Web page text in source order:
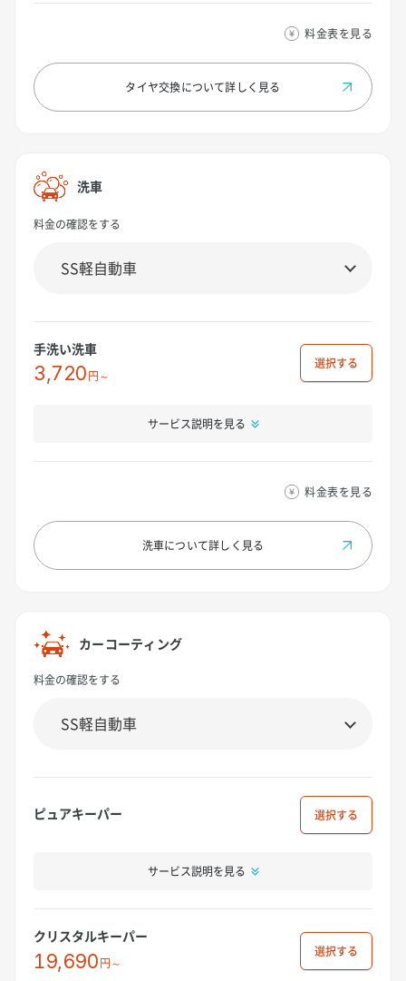
料金表を見る
タイヤ交換について詳しく見る
洗車
料金の確認をする
手洗い洗車
3,720円～
選択
サービス説明を見る
料金表を見る
洗車について詳しく見る
カーコーティング
料金の確認をする
ピュアキーパー 選択
サービス説明を見る
クリスタルキーパー
19,690円～
選択